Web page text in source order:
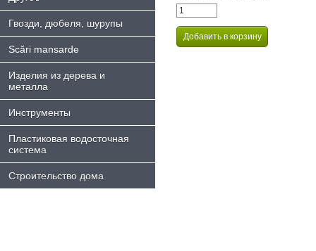
Гвозди, дюбеля, шурупы
Scări mansarde
Изделия из дерева и
металла
Инструменты
Пластиковая водосточная
система
Строительство дома